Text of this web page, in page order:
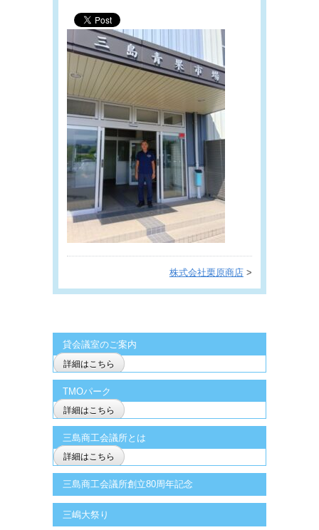
株式会社栗原商店>
貸会議室のご案内
詳細はこちら
TMOパーク
詳細はこちら
三島商工会議所とは
詳細はこちら
三島商工会議所創立80周年記念
三嶋大祭り